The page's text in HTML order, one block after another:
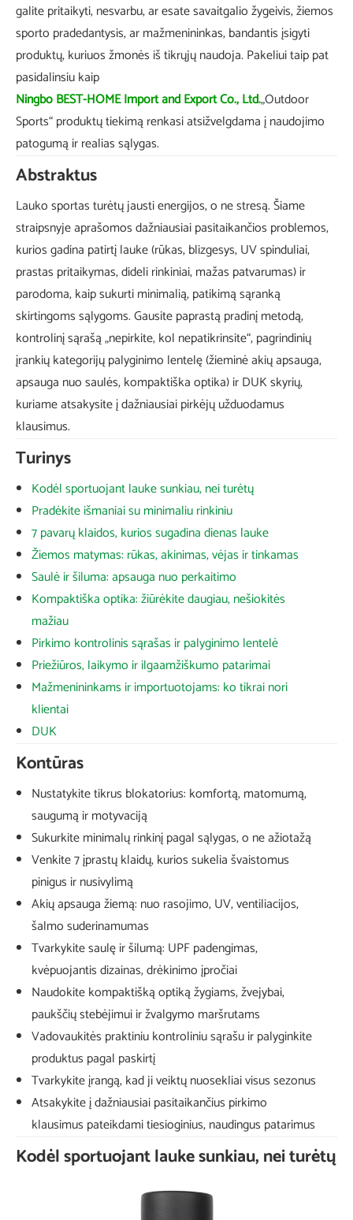
galite pritaikyti, nesvarbu, ar esate savaitgalio žygeivis, žiemos
sporto pradedantysis, ar mažmenininkas, bandantis įsigyti
produktų, kuriuos žmonės iš tikrųjų naudoja. Pakeliui taip pat
pasidalinsiu kaip
Ningbo BEST-HOME Import and Export Co., Ltd.„Outdoor
Sports“ produktų tiekimą renkasi atsižvelgdama į naudojimo
patogumą ir realias sąlygas.
Abstraktus
Lauko sportas turėtų jausti energijos, o ne stresą. Šiame
straipsnyje aprašomos dažniausiai pasitaikančios problemos,
kurios gadina patirtį lauke (rūkas, blizgesys, UV spinduliai,
prastas pritaikymas, dideli rinkiniai, mažas patvarumas) ir
parodoma, kaip sukurti minimalią, patikimą sąranką
skirtingoms sąlygoms. Gausite paprastą pradinį metodą,
kontrolinį sąrašą „nepirkite, kol nepatikrinsite“, pagrindinių
įrankių kategorijų palyginimo lentelę (žieminė akių apsauga,
apsauga nuo saulės, kompaktiška optika) ir DUK skyrių,
kuriame atsakysite į dažniausiai pirkėjų užduodamus
klausimus.
Turinys
Kodėl sportuojant lauke sunkiau, nei turėtų
Pradėkite išmaniai su minimaliu rinkiniu
7 pavarų klaidos, kurios sugadina dienas lauke
Žiemos matymas: rūkas, akinimas, vėjas ir tinkamas
Saulė ir šiluma: apsauga nuo perkaitimo
Kompaktiška optika: žiūrėkite daugiau, nešiokitės
mažiau
Pirkimo kontrolinis sąrašas ir palyginimo lentelė
Priežiūros, laikymo ir ilgaamžiškumo patarimai
Mažmenininkams ir importuotojams: ko tikrai nori
klientai
DUK
Kontūras
Nustatykite tikrus blokatorius: komfortą, matomumą,
saugumą ir motyvaciją
Sukurkite minimalų rinkinį pagal sąlygas, o ne ažiotažą
Venkite 7 įprastų klaidų, kurios sukelia švaistomus
pinigus ir nusivylimą
Akių apsauga žiemą: nuo rasojimo, UV, ventiliacijos,
šalmo suderinamumas
Tvarkykite saulę ir šilumą: UPF padengimas,
kvėpuojantis dizainas, drėkinimo įpročiai
Naudokite kompaktišką optiką žygiams, žvejybai,
paukščių stebėjimui ir žvalgymo maršrutams
Vadovaukitės praktiniu kontroliniu sąrašu ir palyginkite
produktus pagal paskirtį
Tvarkykite įrangą, kad ji veiktų nuosekliai visus sezonus
Atsakykite į dažniausiai pasitaikančius pirkimo
klausimus pateikdami tiesioginius, naudingus patarimus
Kodėl sportuojant lauke sunkiau, nei turėtų